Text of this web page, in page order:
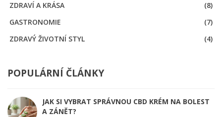
ZDRAVÍ A KRÁSA
(8)
GASTRONOMIE
(7)
ZDRAVÝ ŽIVOTNÍ STYL
(4)
POPULÁRNÍ ČLÁNKY
JAK SI VYBRAT SPRÁVNOU CBD KRÉM NA BOLEST
A ZÁNĚT?